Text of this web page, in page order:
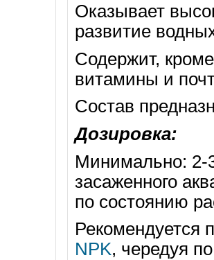
Оказывает
развитие
Содержит,
витамины и
Состав
Дозировка:
Минимально: 2-
засаженного
по состоянию
Рекомендуется
NPK, чередуя